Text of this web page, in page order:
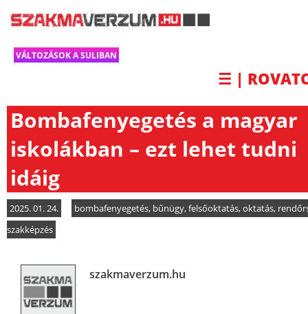
VÁLTOZÁSOK A SULIBAN
☰ |
Bombafenyegetés a magyar
iskolákban – ezt lehet tudni
idáig
2025. 01. 24. bombafenyegetés, bűnügy,felsőoktatás,oktatás,
szakképzés
szakmaverzum.hu